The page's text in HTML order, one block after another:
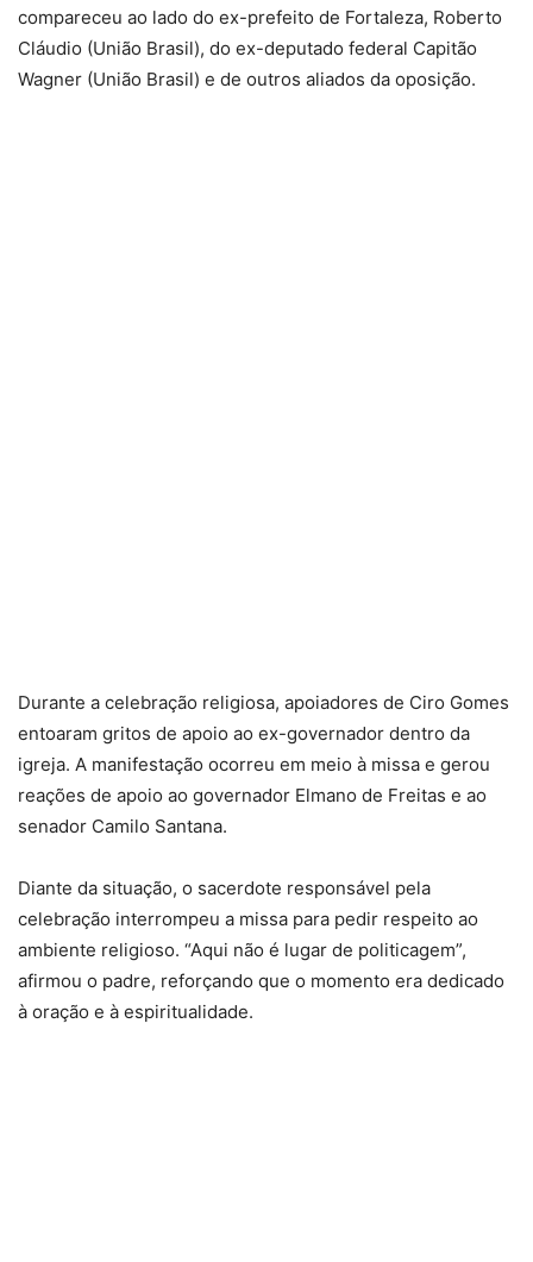
compareceu ao lado do ex-prefeito de Fortaleza, Roberto
Cláudio (União Brasil), do ex-deputado federal Capitão
Wagner (União Brasil) e de outros aliados da oposição.
Durante a celebração religiosa, apoiadores de Ciro Gomes
entoaram gritos de apoio ao ex-governador dentro da
igreja. A manifestação ocorreu em meio à missa e gerou
reações de apoio ao governador Elmano de Freitas e ao
senador Camilo Santana.
Diante da situação, o sacerdote responsável pela
celebração interrompeu a missa para pedir respeito ao
ambiente religioso. “Aqui não é lugar de politicagem”,
afirmou o padre, reforçando que o momento era dedicado
à oração e à espiritualidade.